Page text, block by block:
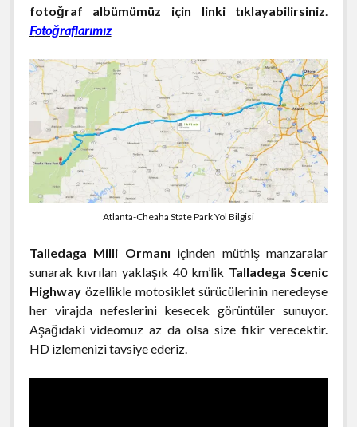
fotoğraf albümümüz için linki tıklayabilirsiniz.
Fotoğraflarımız
Atlanta-Cheaha State Park Yol Bilgisi
Talledaga Milli Ormanı içinden müthiş manzaralar
sunarak kıvrılan yaklaşık 40 km’lik Talladega Scenic
Highwayözellikle motosiklet sürücülerinin neredeyse
her virajda nefeslerini kesecek görüntüler sunuyor.
Aşağıdaki videomuz az da olsa size fikir verecektir.
HD izlemenizi tavsiye ederiz.